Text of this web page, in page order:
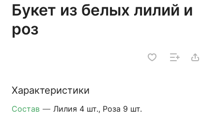
Букет из белых лилий и
роз
Характеристики
Состав — Лилия 4 шт., Роза 9 шт.